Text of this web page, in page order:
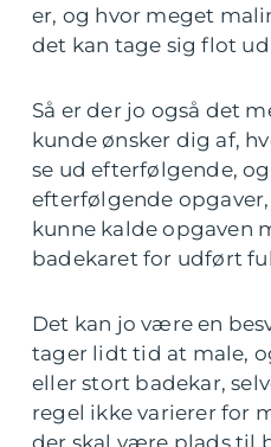
er, og hvor meget
det kan tage sig flot
Så er der jo også det
kunde ønsker dig af,
se ud efterfølgende,
efterfølgende
kunne kalde opgaven
badekaret for udført
Det kan jo være en
tager lidt tid at male,
eller stort badekar,
regel ikke varierer for